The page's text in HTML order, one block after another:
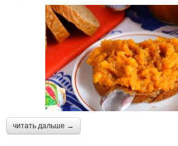
читать дальше →